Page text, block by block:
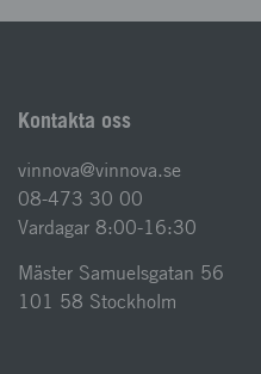
Kontakta oss
vinnova@vinnova.se
08-473 30 00
Vardagar 8:00-16:30
Mäster Samuelsgatan 56
101 58 Stockholm